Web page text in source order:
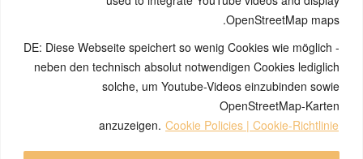
OpenStreetMap maps.
DE: Diese Webseite speichert so wenig Cookies wie möglich -
neben den technisch absolut notwendigen Cookies lediglich
solche, um Youtube-Videos einzubinden sowie
OpenStreetMap-Karten
anzuzeigen. Cookie Policies | Cookie-Richtlinie
Rektums.
Herzinfarkt der Herzkranzgefäße.
Marklager: Zeitdauer bis zu ein paar Minuten.
Fast keine spürbaren Symptome in der Epi der meisten der
Programme; Wechsel von pcl-A zu pcl-B ist anhand veränderter
Symptomatiken zu beobachten (z.B. CCT): Gefäßaufplatzung
möglich beim Programm der Blutgefäße (Aorta; Blutgefäße in
den Augen; „Hirnblutung“).
Krampf – quergestreifte Muskulatur (u.a. „Herzinfarkt“ Myokard).